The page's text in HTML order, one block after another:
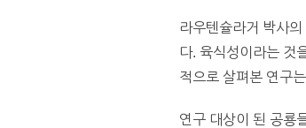
라우텐슐라거 박사
다. 육식성이라는 것
적으로 살펴본 연구
연구 대상이 된 공룡